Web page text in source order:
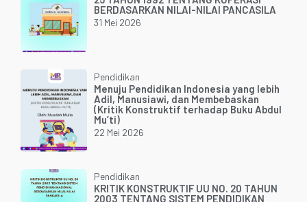
BERDASARKAN NILAI-NILAI PANCASILA
31 Mei 2026
Pendidikan
Menuju Pendidikan Indonesia yang lebih
Adil, Manusiawi, dan Membebaskan
(Kritik Konstruktif terhadap Buku Abdul
Mu’ti)
22 Mei 2026
Pendidikan
KRITIK KONSTRUKTIF UU NO. 20 TAHUN
2003 TENTANG SISTEM PENDIDIKAN